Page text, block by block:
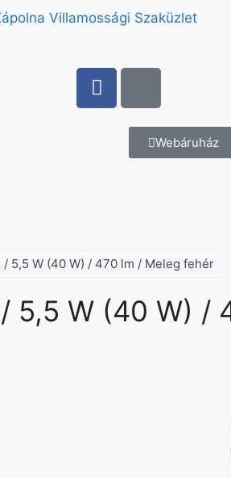
Villamossági Szaküzlet
Webáruház
/ 5,5 W (40 W) / 470 lm / Meleg fehér
5,5 W (40 W) /